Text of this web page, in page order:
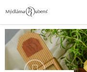
na
obsah
P
ř
Předchozí